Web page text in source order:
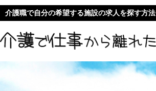
介護職で自分の希望する施設の求人を探す方法